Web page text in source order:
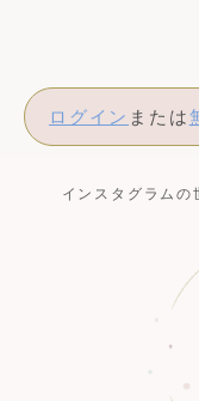
ログイン または
インスタグラムの